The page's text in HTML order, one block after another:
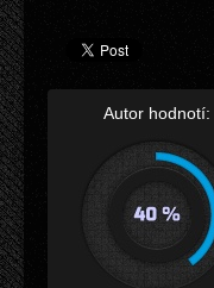
Autor hodnotí: